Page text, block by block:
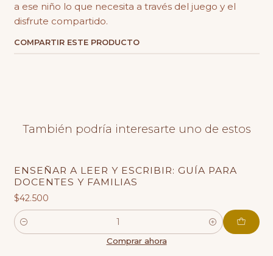
a ese niño lo que necesita a través del juego y el
disfrute compartido.
COMPARTIR ESTE PRODUCTO
También podría interesarte uno de estos
ENSEÑAR A LEER Y ESCRIBIR: GUÍA PARA
DOCENTES Y FAMILIAS
$42.500
Cantidad
Comprar ahora